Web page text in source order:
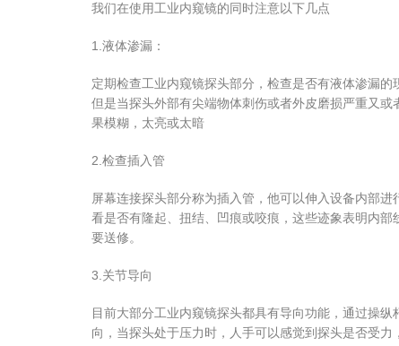
我们在使用工业内窥镜的同时注意以下几点
1.液体渗漏：
定期检查工业内窥镜探头部分，检查是否有液体渗漏
但是当探头外部有尖端物体刺伤或者外皮磨损严重又
果模糊，太亮或太暗
2.检查插入管
屏幕连接探头部分称为插入管，他可以伸入设备内部
看是否有隆起、扭结、凹痕或咬痕，这些迹象表明内
要送修。
3.关节导向
目前大部分工业内窥镜探头都具有导向功能，通过操
向，当探头处于压力时，人手可以感觉到探头是否受